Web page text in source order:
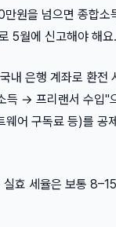
원을 넘으면 종합소
5월에 신고해야 해요.
내 은행 계좌로 환전
득 → 프리랜서 수입"
웨어 구독료 등)를 공
효 세율은 보통